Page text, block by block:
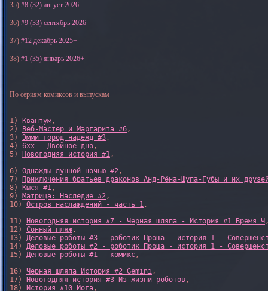
35) #8 (32) август 2026
36) #9 (33) сентябрь 2026
37) #12 декабрь 2025+
38) #1 (35) январь 2026+
По сериям комиксов и выпускам
1) Квантум,
2)
Веб-Мастер и Маргарита #6,
3) Эмми город надежд #3,
4) 6xx - Двойное дно,
5)
Новогодняя история #1,
6) Однажды лунной ночью #2,
7)
Приключения братьев драконов Анд-Рёна-Шупа-Губы и их
8)
Кыся #1,
9) Матрица: Наследие #2,
10) Остров наслаждений - часть 1,
11)
Новогодняя история #7 - Черная шляпа - История #1 Время Ч
12) Сонный пляж,
13) Деловые роботы #3 - роботик Проша - история 1 -
14) Деловые роботы #2 - роботик Проша - история 1 -
15) Деловые роботы #1 - комикс,
16) Черная шляпа История #2 Gemini,
17)
Новогодняя история #3 Из жизни роботов ,
18)
История #10 Йога,